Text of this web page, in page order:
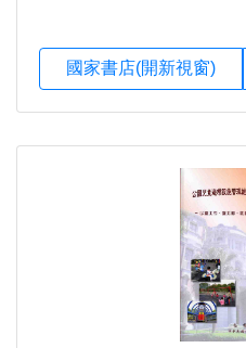
國家書店(開新視窗)